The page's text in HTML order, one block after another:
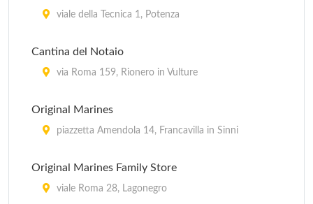
viale della Tecnica 1, Potenza
Cantina del Notaio
via Roma 159, Rionero in Vulture
Original Marines
piazzetta Amendola 14, Francavilla in Sinni
Original Marines Family Store
viale Roma 28, Lagonegro